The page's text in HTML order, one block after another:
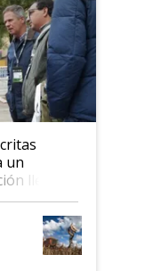
un
llegó
se
IPCVA